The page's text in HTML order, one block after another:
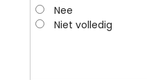
Nee
Niet volledig